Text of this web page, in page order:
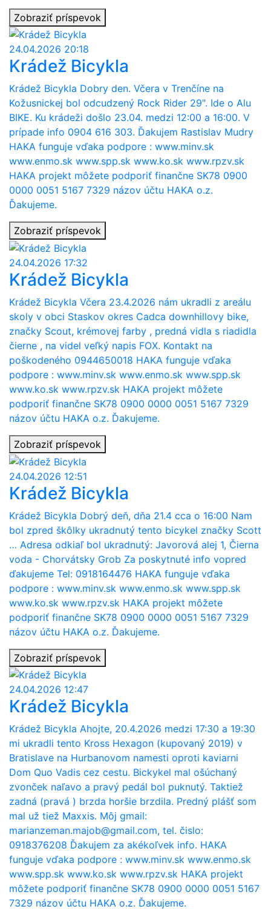
Zobraziť príspevok
24.04.2026 20:18
Krádež Bicykla
Krádež Bicykla Dobry den. Včera v Trenčíne na
Kožusnickej bol odcudzený Rock Rider 29". Ide o Alu
BIKE. Ku krádeži došlo 23.04. medzi 12:00 a 16:00. V
prípade info 0904 616 303. Ďakujem Rastislav Mudry
HAKA funguje vďaka podpore : www.minv.sk
www.enmo.sk www.spp.sk www.ko.sk www.rpzv.sk
HAKA projekt môžete podporiť finančne SK78 0900
0000 0051 5167 7329 názov účtu HAKA o.z.
Ďakujeme.
Zobraziť príspevok
24.04.2026 17:32
Krádež Bicykla
Krádež Bicykla Včera 23.4.2026 nám ukradli z areálu
skoly v obci Staskov okres Cadca downhillovy bike,
značky Scout, krémovej farby , predná vidla s riadidla
čierne , na videl veľký napis FOX. Kontakt na
poškodeného 0944650018 HAKA funguje vďaka
podpore : www.minv.sk www.enmo.sk www.spp.sk
www.ko.sk www.rpzv.sk HAKA projekt môžete
podporiť finančne SK78 0900 0000 0051 5167 7329
názov účtu HAKA o.z. Ďakujeme.
Zobraziť príspevok
24.04.2026 12:51
Krádež Bicykla
Krádež Bicykla Dobrý deň, dňa 21.4 cca o 16:00 Nam
bol zpred škôlky ukradnutý tento bicykel značky Scott
… Adresa odkiaľ bol ukradnutý: Javorová alej 1, Čierna
voda - Chorvátsky Grob Za poskytnuté info vopred
ďakujeme Tel: 0918164476 HAKA funguje vďaka
podpore : www.minv.sk www.enmo.sk www.spp.sk
www.ko.sk www.rpzv.sk HAKA projekt môžete
podporiť finančne SK78 0900 0000 0051 5167 7329
názov účtu HAKA o.z. Ďakujeme.
Zobraziť príspevok
24.04.2026 12:47
Krádež Bicykla
Krádež Bicykla Ahojte, 20.4.2026 medzi 17:30 a 19:30
mi ukradli tento Kross Hexagon (kupovaný 2019) v
Bratislave na Hurbanovom namesti oproti kaviarni
Dom Quo Vadis cez cestu. Bickykel mal ošúchaný
zvonček naľavo a pravý pedál bol puknutý. Taktiež
zadná (pravá ) brzda horšie brzdila. Predný plášť som
mal už tiež Maxxis. Môj gmail:
marianzeman.majob@gmail.com, tel. čislo:
0918376208 Ďakujem za akékoľvek info. HAKA
funguje vďaka podpore : www.minv.sk www.enmo.sk
www.spp.sk www.ko.sk www.rpzv.sk HAKA projekt
môžete podporiť finančne SK78 0900 0000 0051 5167
7329 názov účtu HAKA o.z. Ďakujeme.